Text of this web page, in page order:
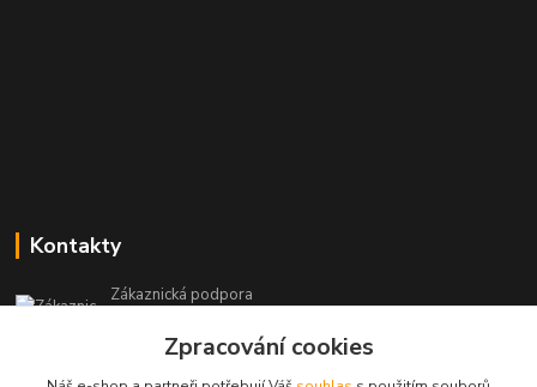
Kontakty
Zákaznická podpora
(Po-Pá, 8-15 hod.)
Zpracování cookies